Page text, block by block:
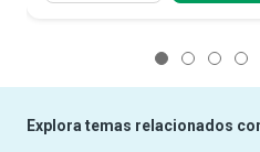
Explora temas relacionados